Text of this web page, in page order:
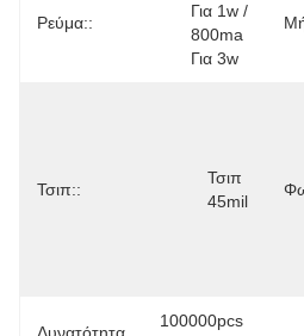
Ρεύμα::
Για 1w /
800ma
Για 3w
Τσιπ::
Τσιπ
45mil
100000pcs